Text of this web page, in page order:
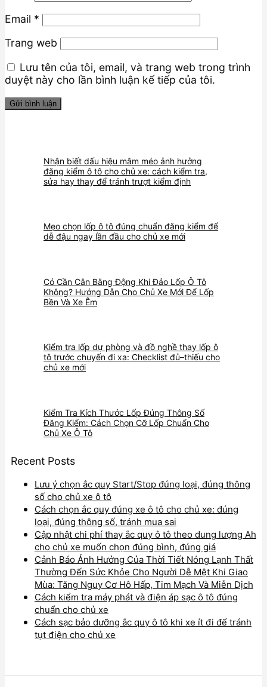
Email *
Trang web
Lưu tên của tôi, email, và trang web trong trình
duyệt này cho lần bình luận kế tiếp của tôi.
Nhận biết dấu hiệu mâm méo ảnh hưởng
đăng kiểm ô tô cho chủ xe: cách kiểm tra,
sửa hay thay để tránh trượt kiểm định
Mẹo chọn lốp ô tô đúng chuẩn đăng kiểm để
dễ đậu ngay lần đầu cho chủ xe mới
Có Cần Cân Bằng Động Khi Đảo Lốp Ô Tô
Không? Hướng Dẫn Cho Chủ Xe Mới Để Lốp
Bền Và Xe Êm
Kiểm tra lốp dự phòng và đồ nghề thay lốp ô
tô trước chuyến đi xa: Checklist đủ–thiếu cho
chủ xe mới
Kiểm Tra Kích Thước Lốp Đúng Thông Số
Đăng Kiểm: Cách Chọn Cỡ Lốp Chuẩn Cho
Chủ Xe Ô Tô
Recent Posts
Lưu ý chọn ắc quy Start/Stop đúng loại, đúng thông
số cho chủ xe ô tô
Cách chọn ắc quy đúng xe ô tô cho chủ xe: đúng
loại, đúng thông số, tránh mua sai
Cập nhật chi phí thay ắc quy ô tô theo dung lượng Ah
cho chủ xe muốn chọn đúng bình, đúng giá
Cảnh Báo Ảnh Hưởng Của Thời Tiết Nóng Lạnh Thất
Thường Đến Sức Khỏe Cho Người Dễ Mệt Khi Giao
Mùa: Tăng Nguy Cơ Hô Hấp, Tim Mạch Và Miễn Dịch
Cách kiểm tra máy phát và điện áp sạc ô tô đúng
chuẩn cho chủ xe
Cách sạc bảo dưỡng ắc quy ô tô khi xe ít đi để tránh
tụt điện cho chủ xe